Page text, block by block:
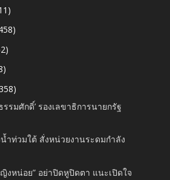
ธรรมศักดิ์’ รองเลขาธิการนายกรัฐ
น้ำท่วมใต้ สั่งหน่วยงานระดมกำลัง
งหน่อย” อย่าปิดหูปิดตา แนะเปิดใจ